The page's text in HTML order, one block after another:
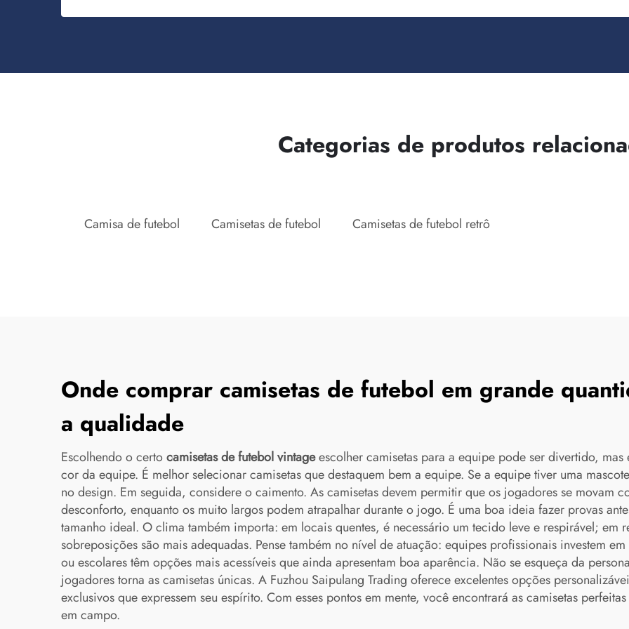
Categorias de produtos
Camisa de futebol Camisetas de futebol Camisetas de futebol retrô
Onde comprar camisetas de futebol em grande
a qualidade
Escolhendo o certocamisetas de futebol vintageescolher camisetas para a equipe pode ser divertido,
cor da equipe. É melhor selecionar camisetas que destaquem bem a equipe. Se a equipe tiver uma
no design. Em seguida, considere o caimento. As camisetas devem permitir que os jogadores se movam
desconforto, enquanto os muito largos podem atrapalhar durante o jogo. É uma boa ideia fazer provas
tamanho ideal. O clima também importa: em locais quentes, é necessário um tecido leve e respirável; em
sobreposições são mais adequadas. Pense também no nível de atuação: equipes profissionais investem
ou escolares têm opções mais acessíveis que ainda apresentam boa aparência. Não se esqueça da
jogadores torna as camisetas únicas. A Fuzhou Saipulang Trading oferece excelentes opções
exclusivos que expressem seu espírito. Com esses pontos em mente, você encontrará as camisetas
em campo.